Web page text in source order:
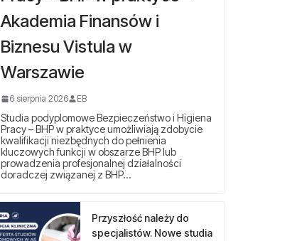
Akademia Finansów i
Biznesu Vistula w
Warszawie
6 sierpnia 2026 EB
Studia podyplomowe Bezpieczeństwo i Higiena
Pracy – BHP w praktyce umożliwiają zdobycie
kwalifikacji niezbędnych do pełnienia
kluczowych funkcji w obszarze BHP lub
prowadzenia profesjonalnej działalności
doradczej związanej z BHP…
Przyszłość należy do
specjalistów. Nowe studia